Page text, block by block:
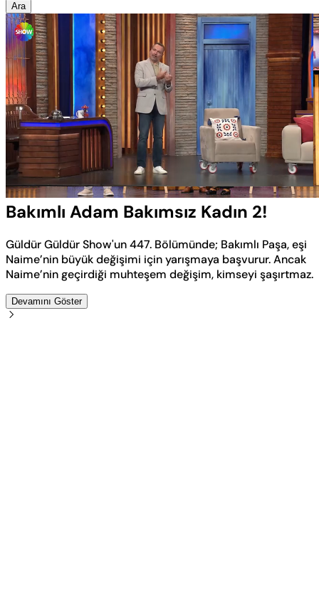
Ara
Sesi
Aç
Yüklendi
4.54%
Oynatma
Hızı
Bakımlı Adam Bakımsız Kadın 2!
Güldür Güldür Show'un 447. Bölümünde; Bakımlı Paşa, eşi
Naime’nin büyük değişimi için yarışmaya başvurur. Ancak
Naime’nin geçirdiği muhteşem değişim, kimseyi şaşırtmaz.
Devamını Göster